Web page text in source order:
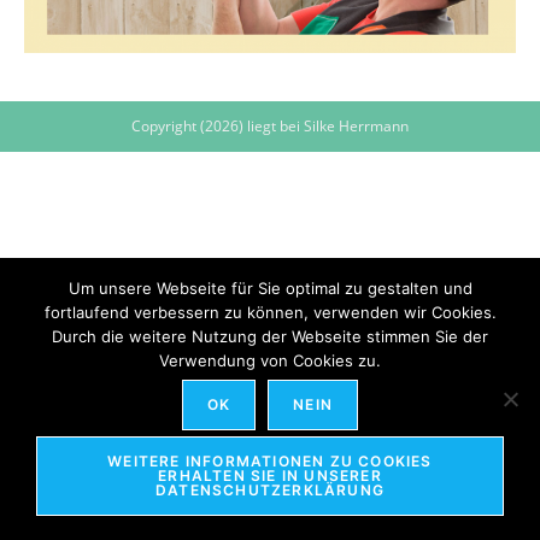
Copyright (2026) liegt bei Silke Herrmann
Um unsere Webseite für Sie optimal zu gestalten und
fortlaufend verbessern zu können, verwenden wir Cookies.
Durch die weitere Nutzung der Webseite stimmen Sie der
Verwendung von Cookies zu.
OK NEIN
WEITERE INFORMATIONEN ZU COOKIES
ERHALTEN SIE IN UNSERER
DATENSCHUTZERKLÄRUNG